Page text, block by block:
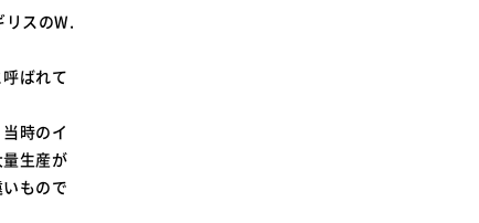
スのW.
ばれて
時のイ
生産が
もので